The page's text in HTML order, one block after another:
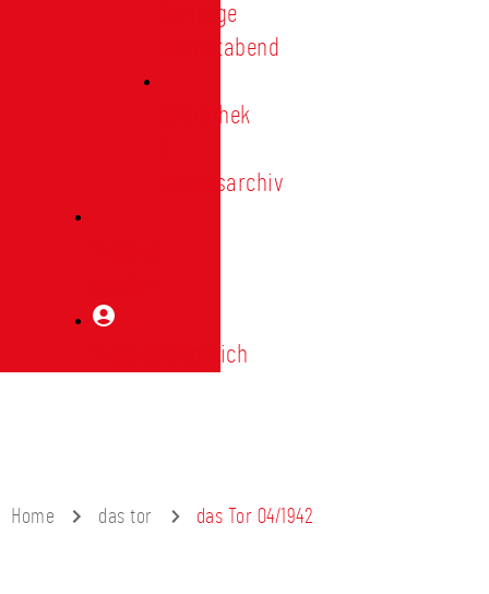
Vorträge
Heimatabend
Bibliothek
Vereinsarchiv
Mitgliederbereich
Home das tor das Tor 04/1942